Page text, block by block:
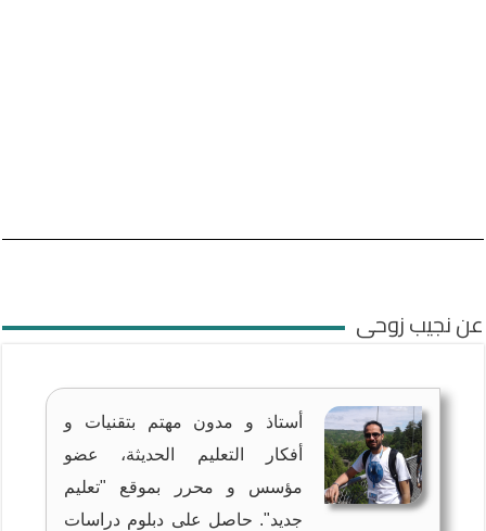
عن نجيب زوحى
أستاذ و مدون مهتم بتقنيات و
أفكار التعليم الحديثة، عضو
مؤسس و محرر بموقع "تعليم
جديد". حاصل على دبلوم دراسات